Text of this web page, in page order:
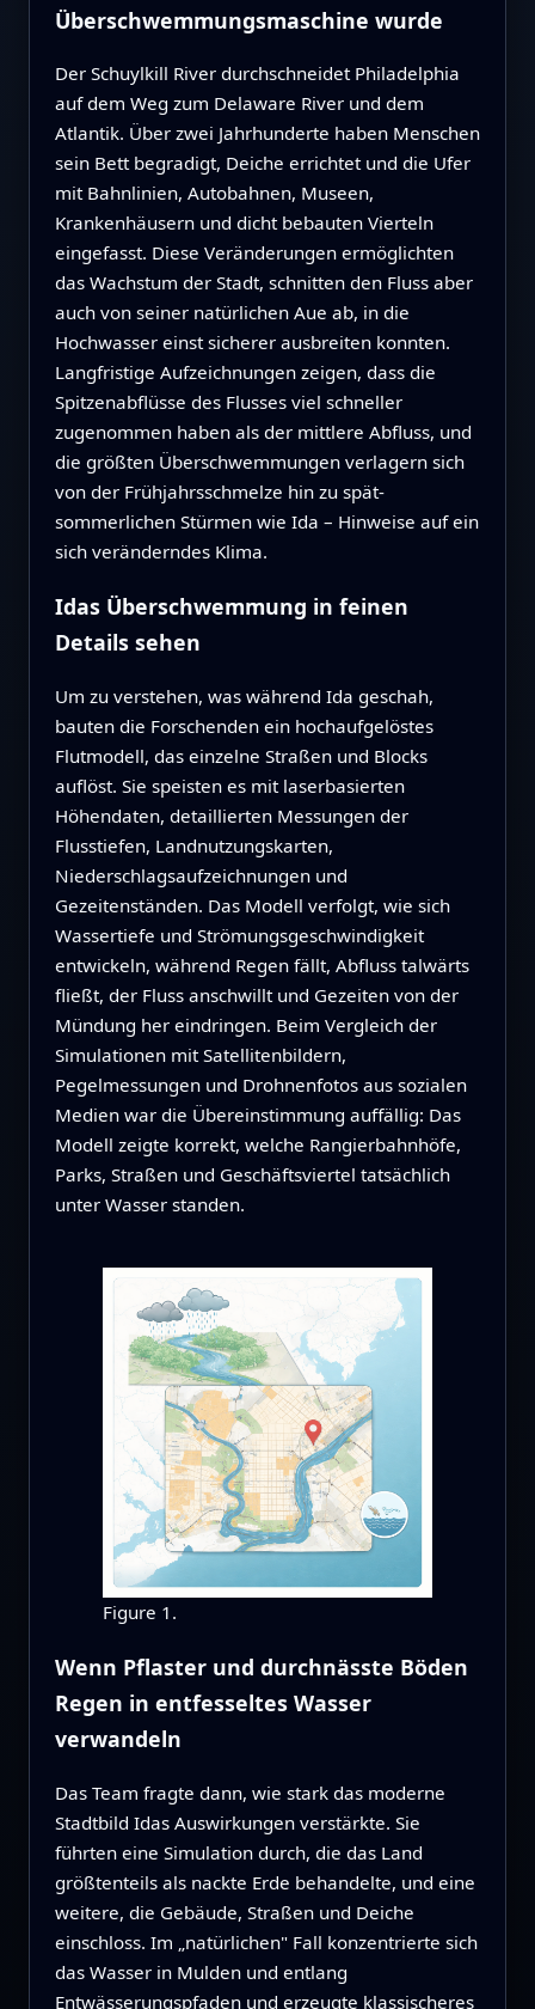
Überschwemmungsmaschine wurde
Der Schuylkill River durchschneidet Philadelphia
auf dem Weg zum Delaware River und dem
Atlantik. Über zwei Jahrhunderte haben Menschen
sein Bett begradigt, Deiche errichtet und die Ufer
mit Bahnlinien, Autobahnen, Museen,
Krankenhäusern und dicht bebauten Vierteln
eingefasst. Diese Veränderungen ermöglichten
das Wachstum der Stadt, schnitten den Fluss aber
auch von seiner natürlichen Aue ab, in die
Hochwasser einst sicherer ausbreiten konnten.
Langfristige Aufzeichnungen zeigen, dass die
Spitzenabflüsse des Flusses viel schneller
zugenommen haben als der mittlere Abfluss, und
die größten Überschwemmungen verlagern sich
von der Frühjahrsschmelze hin zu spät­
sommerlichen Stürmen wie Ida – Hinweise auf ein
sich veränderndes Klima.
Idas Überschwemmung in feinen
Details sehen
Um zu verstehen, was während Ida geschah,
bauten die Forschenden ein hochaufgelöstes
Flutmodell, das einzelne Straßen und Blocks
auflöst. Sie speisten es mit laserbasierten
Höhendaten, detaillierten Messungen der
Flusstiefen, Landnutzungs­karten,
Niederschlagsaufzeichnungen und
Gezeitenständen. Das Modell verfolgt, wie sich
Wassertiefe und Strömungsgeschwindigkeit
entwickeln, während Regen fällt, Abfluss talwärts
fließt, der Fluss anschwillt und Gezeiten von der
Mündung her eindringen. Beim Vergleich der
Simulationen mit Satelliten­bildern,
Pegelmessungen und Drohnenfotos aus sozialen
Medien war die Übereinstimmung auffällig: Das
Modell zeigte korrekt, welche Rangierbahnhöfe,
Parks, Straßen und Geschäftsviertel tatsächlich
unter Wasser standen.
Figure 1.
Wenn Pflaster und durchnässte Böden
Regen in entfesseltes Wasser
verwandeln
Das Team fragte dann, wie stark das moderne
Stadtbild Idas Auswirkungen verstärkte. Sie
führten eine Simulation durch, die das Land
größtenteils als nackte Erde behandelte, und eine
weitere, die Gebäude, Straßen und Deiche
einschloss. Im „natürlichen" Fall konzentrierte sich
das Wasser in Mulden und entlang
Entwässerungspfaden und erzeugte klassischeres